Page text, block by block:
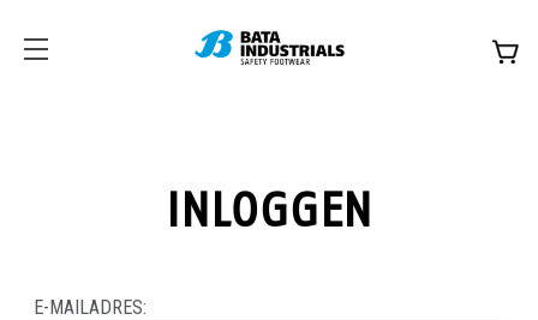
INLOGGEN
E-MAILADRES: